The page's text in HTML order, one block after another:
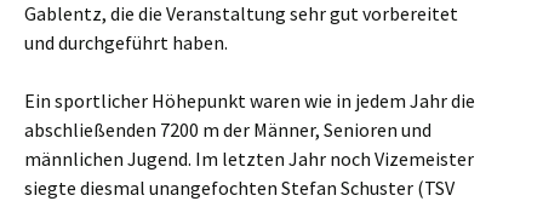
Gablentz, die die Veranstaltung sehr gut vorbereitet
und durchgeführt haben.
Ein sportlicher Höhepunkt waren wie in jedem Jahr die
abschließenden 7200 m der Männer, Senioren und
männlichen Jugend. Im letzten Jahr noch Vizemeister
siegte diesmal unangefochten Stefan Schuster (TSV